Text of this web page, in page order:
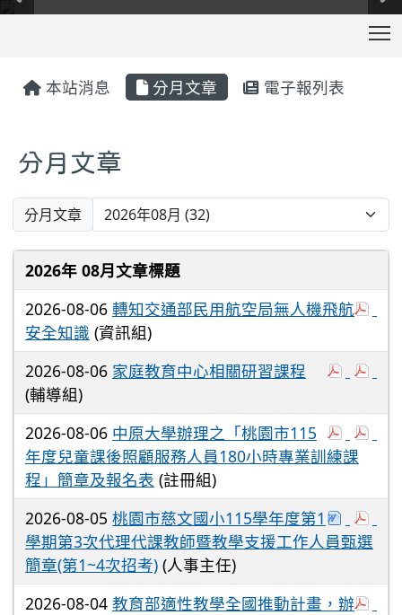
本站消息 分月文章 電子報列表
分月文章
分月文章
Preference
2026年 08月文章標題
2026-08-06 轉知交通部民用航空局無人機飛航
安全知識 (資訊組)
2026-08-06 家庭教育中心相關研習課程
(輔導組)
2026-08-06 中原大學辦理之「桃園市115
年度兒童課後照顧服務人員180小時專業訓練課
程」簡章及報名表 (註冊組)
2026-08-05 桃園市慈文國小115學年度第1
學期第3次代理代課教師暨教學支援工作人員甄選
簡章(第1~4次招考) (人事主任)
2026-08-04 教育部適性教學全國推動計畫，辦